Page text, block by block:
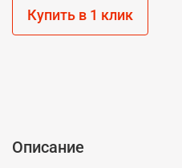
Купить в 1 клик
Описание